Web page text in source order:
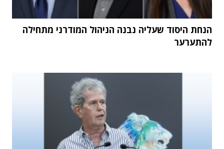
הנחת היסוד שעליה נבנה הניהול המודרני מתחילה
להתערער